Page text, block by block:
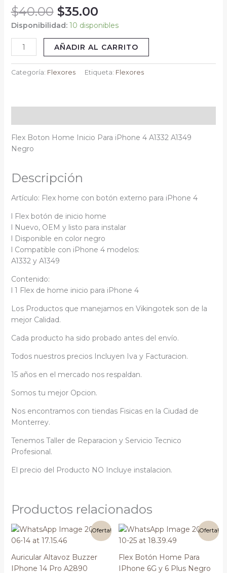
$40.00 $35.00
Disponibilidad: 10 disponibles
Negro
Vikingotek
cantidad
AÑADIR AL CARRITO
Categoría: Flexores Etiqueta: Flexores
Flex Boton Home Inicio Para iPhone 4 A1332 A1349
Negro
Descripción
Artículo: Flex home con botón externo para iPhone 4
l Flex botón de inicio home
l Nuevo, OEM y listo para instalar
l Disponible en color negro
l Compatible con iPhone 4 modelos:
A1332 y A1349
Contenido:
l 1 Flex de home inicio para iPhone 4
Los Productos que manejamos en Vikingotek son de la
mejor Calidad.
Cada producto ha sido probado antes del envío.
Todos nuestros precios Incluyen Iva y Facturacion.
15 años en el mercado nos respaldan.
Somos tu mejor Opcion.
Nos encontramos con tiendas Fisicas en la Ciudad de
Monterrey.
Tenemos Taller de Reparacion y Servicio Tecnico
Profesional.
El precio del Producto NO Incluye instalacion.
Productos relacionados
¡Oferta!
Auricular Altavoz Buzzer
IPhone 14 Pro A2890
El
precio
original
$270.00.
El
precio
$260.00.
¡Oferta!
Flex Botón Home Para
IPhone 6G y 6 Plus Negro
El
precio
original
$60.00.
El
precio
actual
$50.00.